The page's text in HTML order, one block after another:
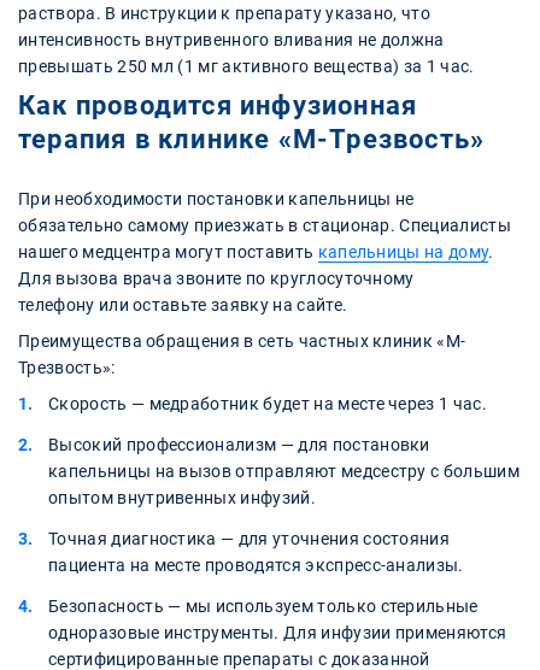
раствора. В инструкции к препарату указано, что
интенсивность внутривенного вливания не должна
превышать 250 мл (1 мг активного вещества) за 1 час.
Как проводится инфузионная
терапия в клинике «М-Трезвость»
При необходимости постановки капельницы не
обязательно самому приезжать в стационар. Специалисты
нашего медцентра могут поставить капельницы на дому.
Для вызова врача звоните по круглосуточному
телефону или оставьте заявку на сайте.
Преимущества обращения в сеть частных клиник «М-
Трезвость»:
Скорость — медработник будет на месте через 1 час.
Высокий профессионализм — для постановки
капельницы на вызов отправляют медсестру с большим
опытом внутривенных инфузий.
Точная диагностика — для уточнения состояния
пациента на месте проводятся экспресс-анализы.
Безопасность — мы используем только стерильные
одноразовые инструменты. Для инфузии применяются
сертифицированные препараты с доказанной